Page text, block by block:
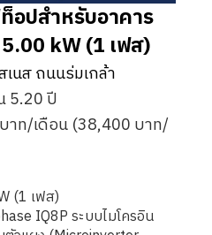
อปสำหรับอาคาร
kW (1 เฟส)
นส ถนนร่มเกล้า
5.20 ปี
าท/เดือน (38,400 บาท/
(1 เฟส)
IQ8P ระบบไมโครอิน